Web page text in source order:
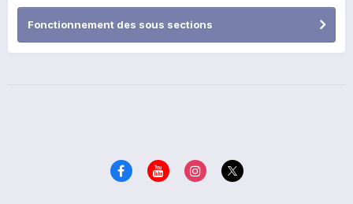
Fonctionnement des sous sections